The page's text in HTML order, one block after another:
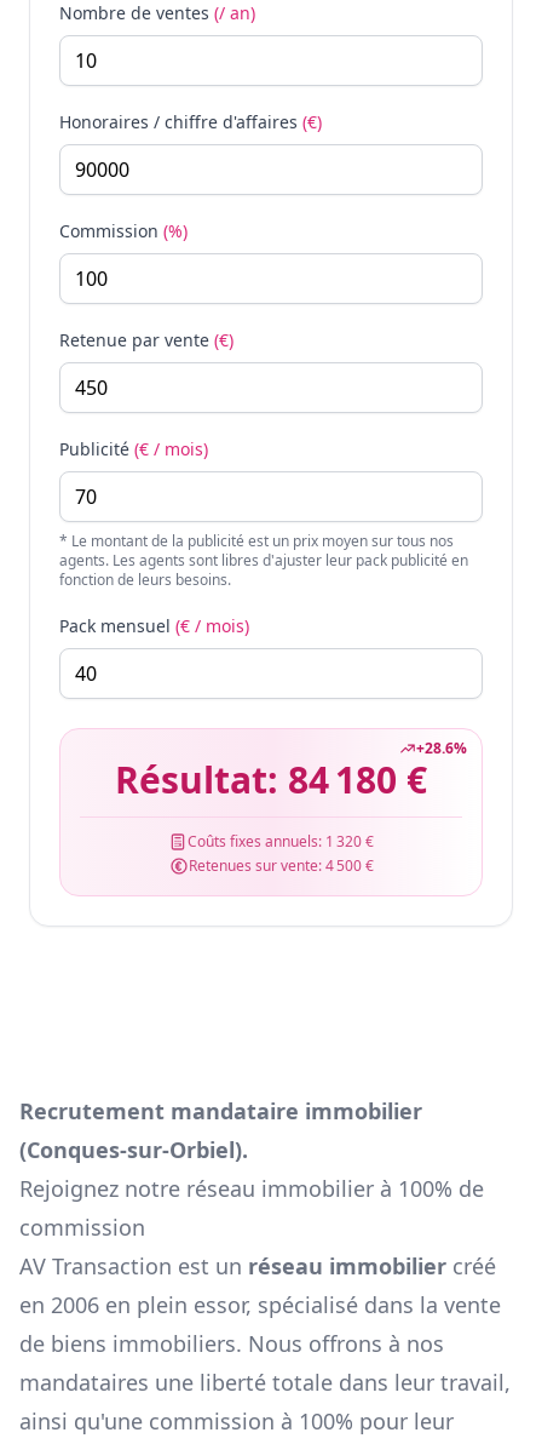
Nombre de ventes (/ an)
Honoraires / chiffre d'affaires (€)
Commission (%)
Retenue par vente (€)
Publicité (€ / mois)
* Le montant de la publicité est un prix moyen sur tous nos
agents. Les agents sont libres d'ajuster leur pack publicité en
fonction de leurs besoins.
Pack mensuel (€ / mois)
+28.6%
Résultat: 84 180 €
Coûts fixes annuels: 1 320 €
Retenues sur vente:4 500 €
Recrutement mandataire immobilier
(Conques-sur-Orbiel).
Rejoignez notre réseau immobilier à 100% de
commission
AV Transaction est un réseau immobilier créé
en 2006 en plein essor, spécialisé dans la vente
de biens immobiliers. Nous offrons à nos
mandataires une liberté totale dans leur travail,
ainsi qu'une commission à 100% pour leur